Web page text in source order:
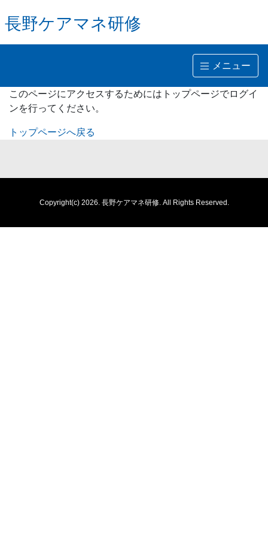
長野ケアマネ研修
メニュー
このページにアクセスするためにはトップページでログイ
ンを行ってください。
トップページへ戻る
Copyright(c) 2026. 長野ケアマネ研修. All Rights Reserved.